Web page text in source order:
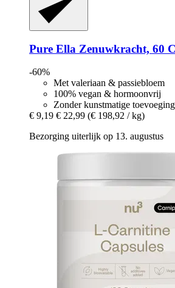
Pure Ella Zenuwkracht, 60
-60%
Met valeriaan & passiebloem
100% vegan & hormoonvrij
Zonder kunstmatige
€ 9,19 € 22,99 (€ 198,92 / kg)
Bezorging uiterlijk op 13. augustus